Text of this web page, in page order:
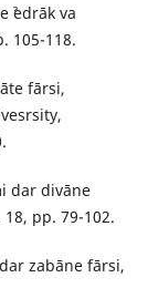
ˀedrāk va
105-118.
fārsi,
dar divāne
pp. 79-102.
dar zabāne fārsi,